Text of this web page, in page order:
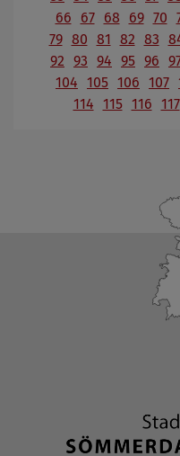
66
67 68 69 70
79 80 81 82 83
92 93 94 95 96
104 105 106 107
114 115 116 117